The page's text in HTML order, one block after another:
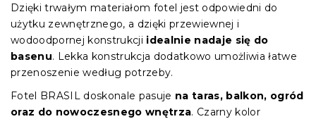
Dzięki trwałym materiałom fotel jest odpowiedni do
użytku zewnętrznego, a dzięki przewiewnej i
wodoodpornej konstrukcji idealnie nadaje się do
basenu. Lekka konstrukcja dodatkowo umożliwia łatwe
przenoszenie według potrzeby.
Fotel BRASIL doskonale pasuje na taras, balkon, ogród
oraz do nowoczesnego wnętrza. Czarny kolor